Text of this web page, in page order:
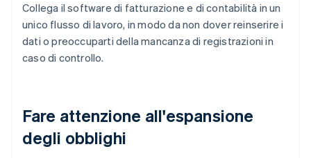
Collega il software di fatturazione e di contabilità in un
unico flusso di lavoro, in modo da non dover reinserire i
dati o preoccuparti della mancanza di registrazioni in
caso di controllo.
Fare attenzione all'espansione
degli obblighi